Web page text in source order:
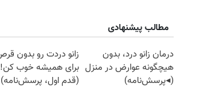
مطالب پیشنهادی
درمان زانو درد، بدون
هیچگونه عوارض در منزل
زانو دردت رو بدون قرص
برای همیشه خوب کن!